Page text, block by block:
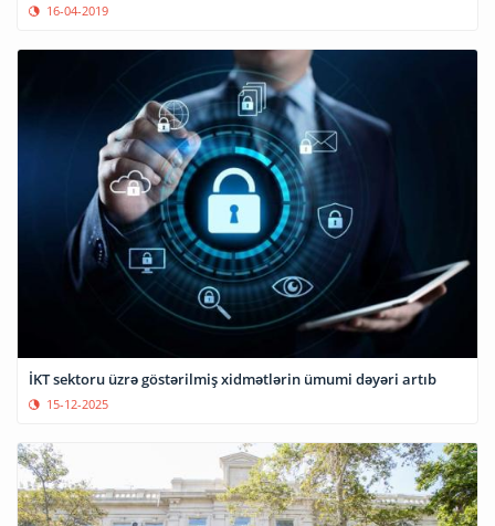
16-04-2019
İKT sektoru üzrə göstərilmiş xidmətlərin ümumi dəyəri artıb
15-12-2025